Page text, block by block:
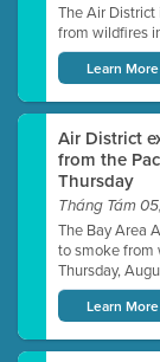
The Air
from wildfires
Learn More
Air District
from the
Thursday
Tháng Tám
The Bay Area
to smoke from
Thursday,
Learn More